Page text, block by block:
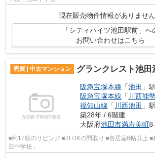
現在販売物件情報がありません
「シティハイツ池田駅前」へ
お問い合わせはこちら
売買 | 中古マンション グランクレスト池田
阪急宝塚本線 「池田 」
阪急宝塚本線 「 川西能
福知山線 「 川西池田 」
築28年 / 6階建
大阪府池田市満寿美町
■約17帖のリビング ■3LDKの間取り ■各居室6帖以上
田中学校」